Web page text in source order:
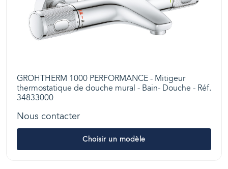
GROHTHERM 1000 PERFORMANCE - Mitigeur
thermostatique de douche mural - Bain- Douche - Réf.
34833000
Nous contacter
Choisir un modèle